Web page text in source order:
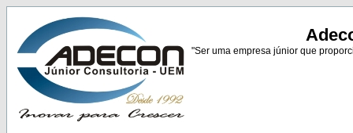
"Ser uma empresa júnior que